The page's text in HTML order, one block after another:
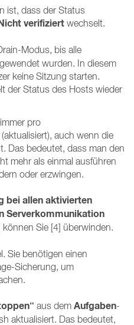
ist, dass der Status
verifiziert wechselt.
Modus, bis alle
wurden. In diesem
keine Sitzung starten.
der Status des Hosts wieder
pro
auch wenn die
Das bedeutet, dass man den
mehr als einmal ausführen
oder erzwingen.
bei allen aktivierten
Serverkommunikation
Sie [4] überwinden.
Sie benötigen einen
Sicherung, um
aus dem Aufgaben-
aktualisiert. Das bedeutet,